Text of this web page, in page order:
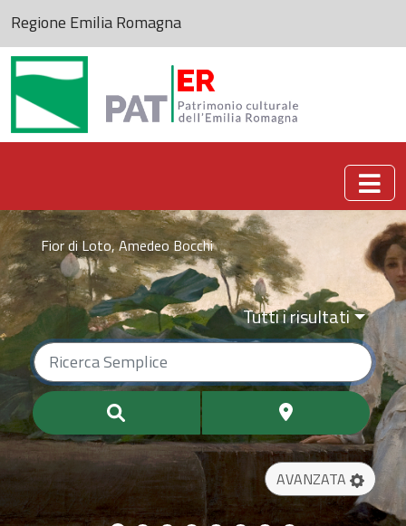
Regione Emilia Romagna
Patrimonio culturale dell'Emilia-Romagna
Tutti i risultati
AVANZATA
Fior di Loto, Amedeo Bocchi